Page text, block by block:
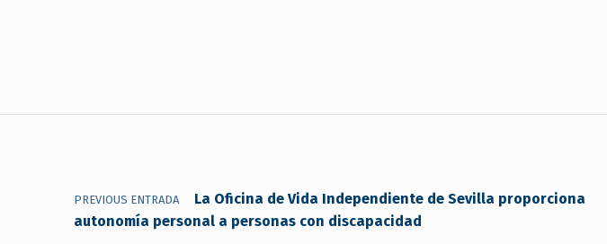
Navegación de entradas
PREVIOUS ENTRADA
La Oficina de Vida Independiente de Sevilla proporciona
autonomía personal a personas con discapacidad